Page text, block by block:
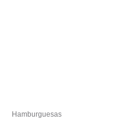
Hamburguesas